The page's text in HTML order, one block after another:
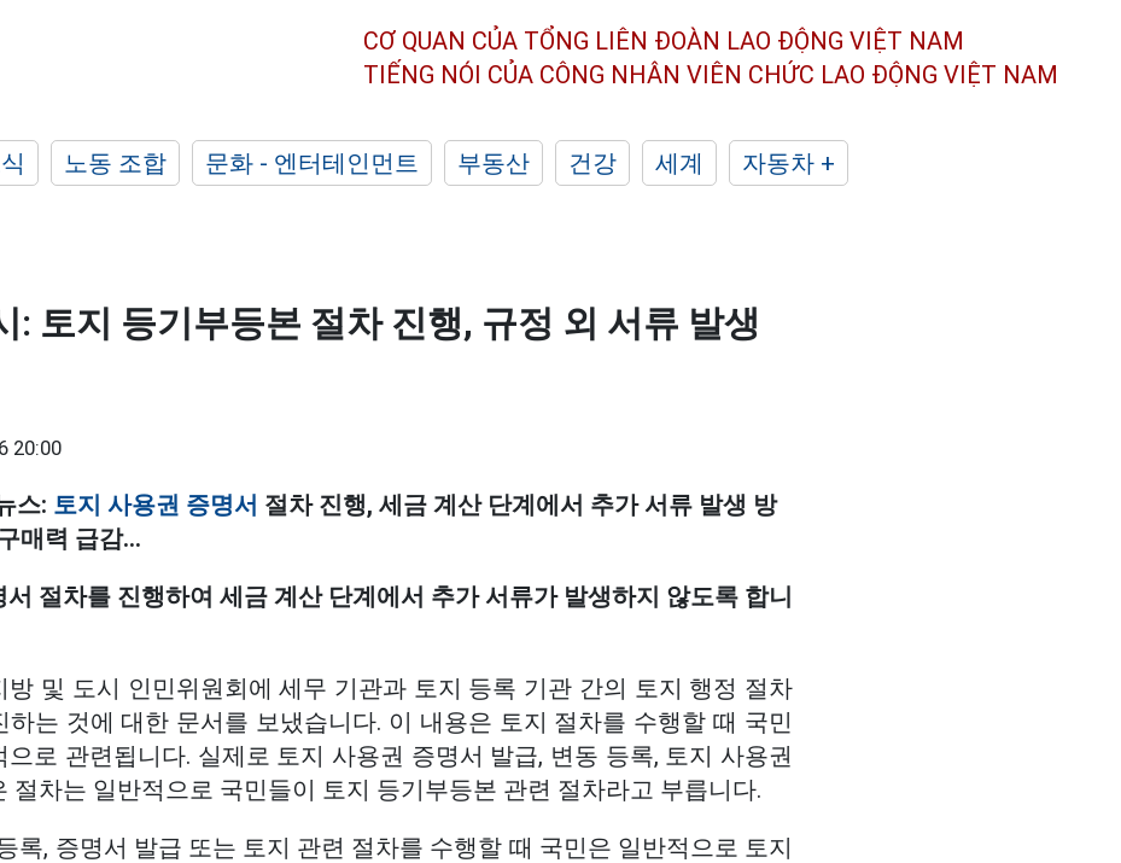
CƠ QUAN CỦA TỔNG LIÊN ĐOÀN LAO ĐỘNG VIỆT NAM
TIẾNG NÓI CỦA CÔNG NHÂN VIÊN CHỨC LAO ĐỘNG VIỆT NAM
노동 조합 문화 - 엔터테인먼트 부동산 건강 세계
자동차 +
: 토지 등기부등본 절차 진행, 규정 외 서류 발생
20:00
스: 토지 사용권 증명서 절차 진행, 세금 계산 단계에서 추가 서류 발생 방
매력 급감...
절차를 진행하여 세금 계산 단계에서 추가 서류가 발생하지 않도록 합니
방 및 도시 인민위원회에 세무 기관과 토지 등록 기관 간의 토지 행정 절차
하는 것에 대한 문서를 보냈습니다. 이 내용은 토지 절차를 수행할 때 국민
으로 관련됩니다. 실제로 토지 사용권 증명서 발급, 변동 등록, 토지 사용권
절차는 일반적으로 국민들이 토지 등기부등본 관련 절차라고 부릅니다.
록, 증명서 발급 또는 토지 관련 절차를 수행할 때 국민은 일반적으로 토지